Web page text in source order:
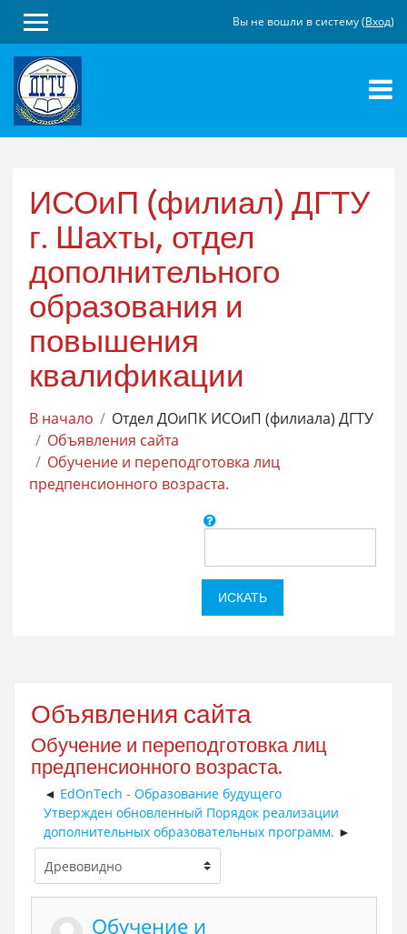
Перейти
основному
содержанию
Вы не вошли в систему (Вход)
ИСОиП (филиал) ДГТУ
г. Шахты, отдел
дополнительного
образования и
повышения
квалификации
В начало
Отдел ДОиПК ИСОиП (филиала) ДГТУ
Объявления сайта
Обучение и переподготовка лиц
предпенсионного возраста.
форумам
ИСКАТЬ
Объявления сайта
Обучение и переподготовка лиц
предпенсионного возраста.
EdOnTech - Образование будущего
Утвержден обновленный Порядок реализации
дополнительных образовательных программ.
Обучение и